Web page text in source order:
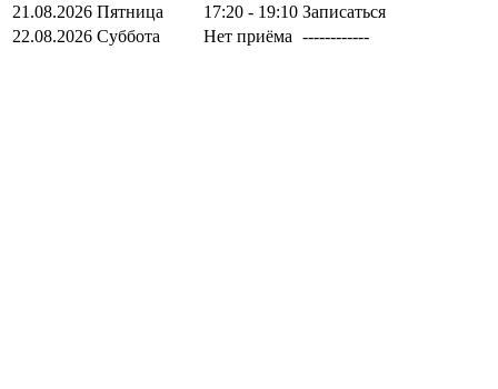
21.08.2026 Пятница 17:20 - 19:10 Записаться
22.08.2026 Суббота Нет приёма ------------